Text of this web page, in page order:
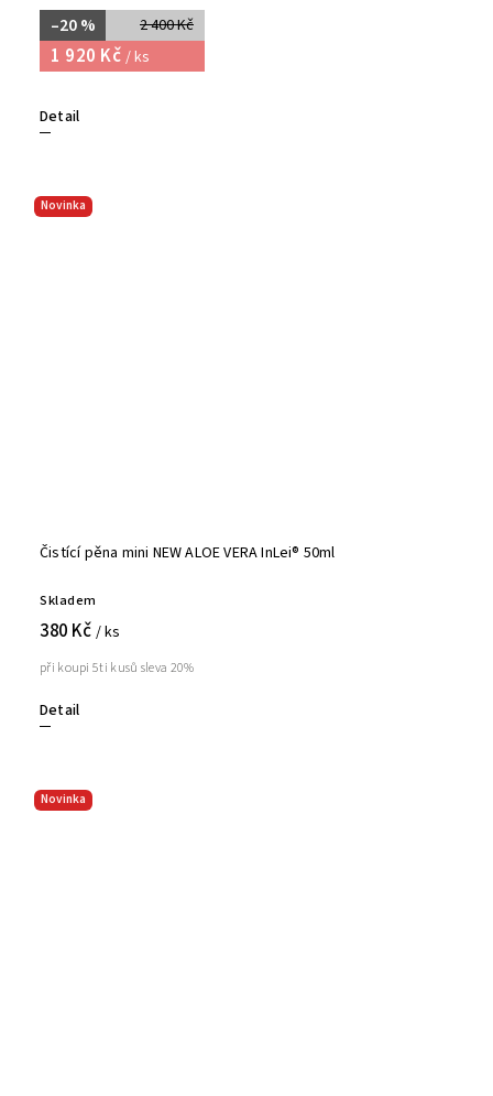
2 400 Kč
–20 %
1 920 Kč / ks
Detail
Novinka
Čistící pěna mini NEW ALOE VERA InLei® 50ml
Skladem
380 Kč / ks
Detail
při koupi 5ti kusů sleva 20%
Novinka